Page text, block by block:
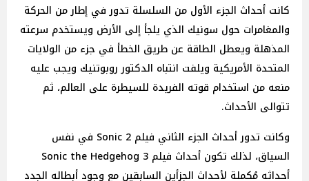
كانت أحداث الجزء الأول من السلسلة تدور في إطار من الحركة
والمغامرات حول سونيك الذي يلجأ إلى الأرض ويستخدم سرعته
المذهلة ويعطل الطاقة عن طريق الخطأ في جزء من الولايات
المتحدة الأمريكية ويلفت انتباه الدكتور روبوتنيك ويجب عليه
منعه من استخدام قوته الفريدة للسيطرة على العالم، ثم
تتوالى الأحداث.
وكانت تدور أحداث الجزء الثاني فيلم Sonic 2 في نفس
السياق، لذلك تكون أحداث فيلم Sonic the Hedgehog 3
أحداثه مُكملة لأحداث الجزأين السابقين مع وجود أبطاله الجدد